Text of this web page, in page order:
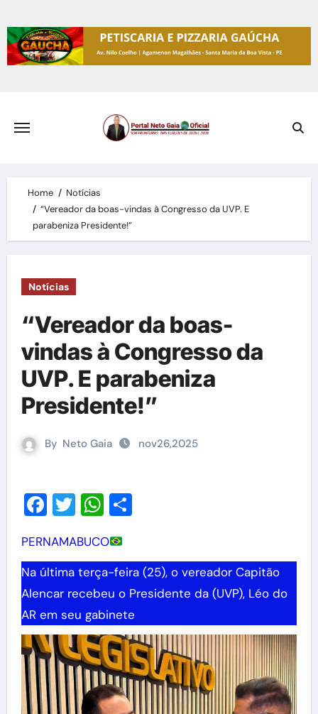
to
content
Home
Notícias
“Vereador da boas-vindas à Congresso da UVP. E
parabeniza Presidente!”
Notícias
“Vereador da boas-
vindas à Congresso da
UVP. E parabeniza
Presidente!”
By Neto Gaia nov26,2025
Facebook
TwitterWhatsApp
Share
PERNAMABUCO
Na última terça-feira (25), o vereador Capitão
Alencar recebeu o Presidente da (UVP), Léo do
AR em seu gabinete